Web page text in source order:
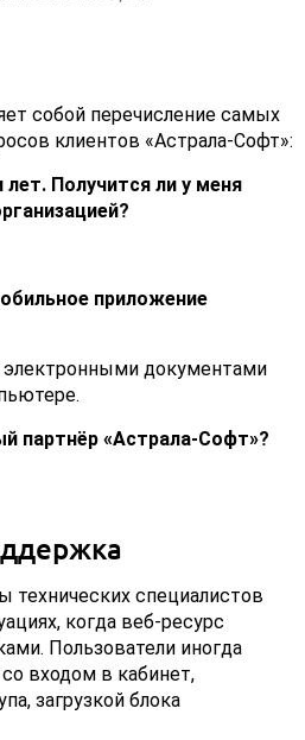
собой перечисление самых
клиентов «Астрала-Софт»:
Получится ли у меня
приложение
электронными документами
партнёр «Астрала-Софт»?
специалистов
когда веб-ресурс
Пользователи иногда
входом в кабинет,
загрузкой блока